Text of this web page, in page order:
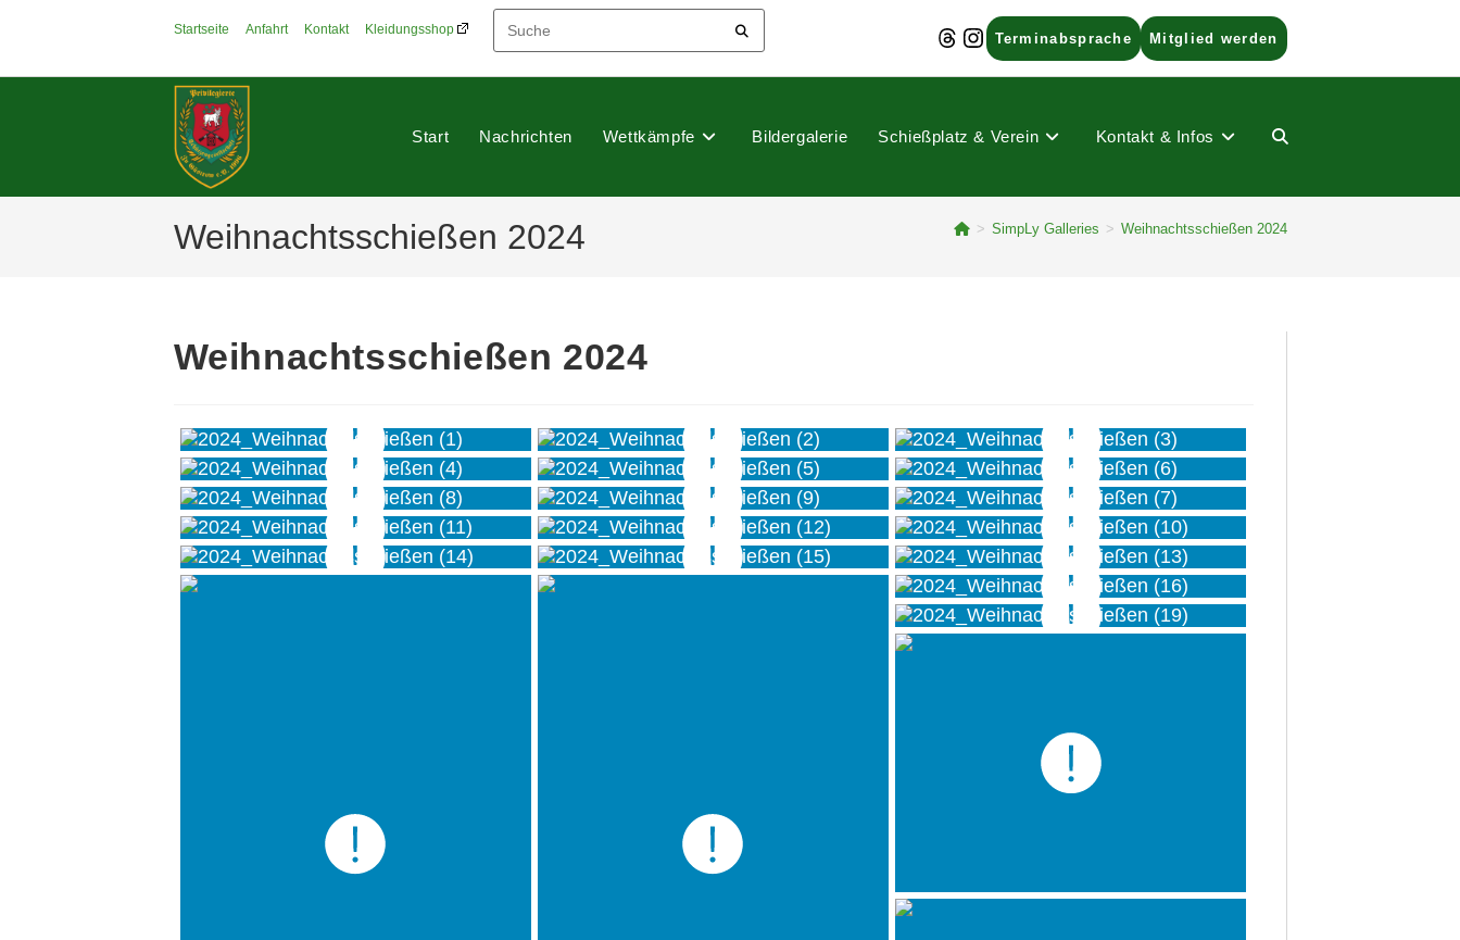
Startseite Anfahrt Kontakt Kleidungsshop ThreadsInstagramTerminabsprache Mitglied werden
Start Nachrichten Wettkämpfe Bildergalerie Schießplatz & Verein Kontakt & Infos Website-
Weihnachtsschießen 2024 > SimpLy Galleries > Weihnachtsschießen 2024
Weihnachtsschießen 2024